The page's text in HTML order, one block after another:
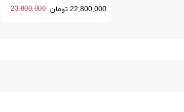
قابلیت مات شوندگی سریع
22,800,000 تومان 23,800,000